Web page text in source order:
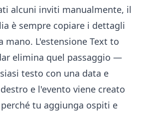
alcuni inviti manualmente, il
è sempre copiare i dettagli
mano. L'estensione Text to
elimina quel passaggio —
testo con una data e
e l'evento viene creato
tu aggiunga ospiti e